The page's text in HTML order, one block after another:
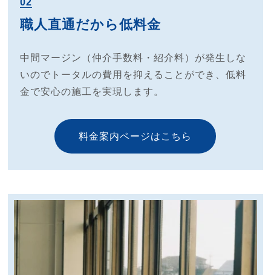
職人直通だから低料金
中間マージン（仲介手数料・紹介料）が発生しな
いのでトータルの費用を抑えることができ、低料
金で安心の施工を実現します。
料金案内ページはこちら